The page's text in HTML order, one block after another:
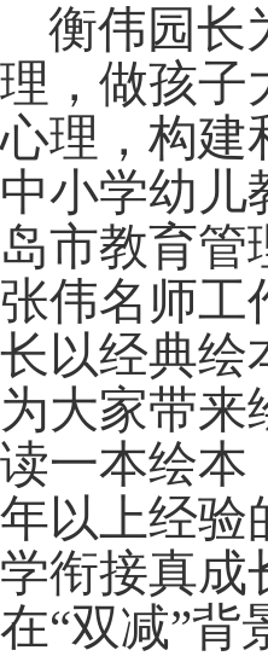
衡伟园长
理，做孩子
心理，构建
中小学幼儿
岛市教育管
张伟名师工
长以经典
为大家带来
读一本绘本
年以上经验
学衔接真成
在“双减”背